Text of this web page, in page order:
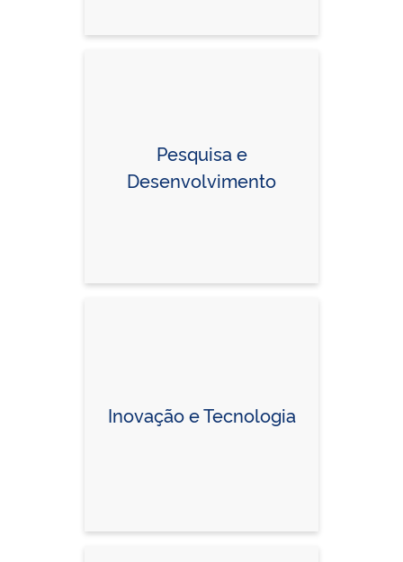
Pesquisa e
Desenvolvimento
Inovação e Tecnologia